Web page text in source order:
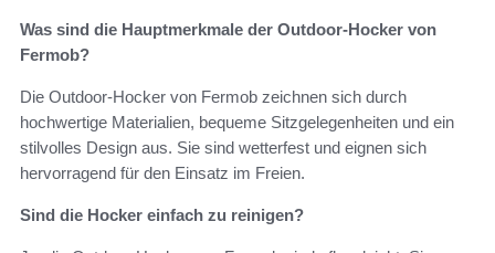
Was sind die Hauptmerkmale der Outdoor-Hocker von
Fermob?
Die Outdoor-Hocker von Fermob zeichnen sich durch
hochwertige Materialien, bequeme Sitzgelegenheiten und ein
stilvolles Design aus. Sie sind wetterfest und eignen sich
hervorragend für den Einsatz im Freien.
Sind die Hocker einfach zu reinigen?